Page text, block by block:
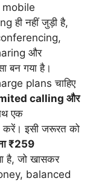
ही नहीं जुड़ी है,
और
बन गया है।
plans चाहिए
calling और
एक
इसी जरूरत को
₹259
है, जो खासकर
balanced